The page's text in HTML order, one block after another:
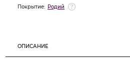
Покрытие: Родий
ОПИСАНИЕ